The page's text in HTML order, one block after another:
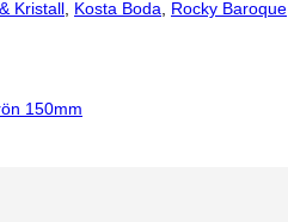
Kristall Kosta Boda Rocky Baroque